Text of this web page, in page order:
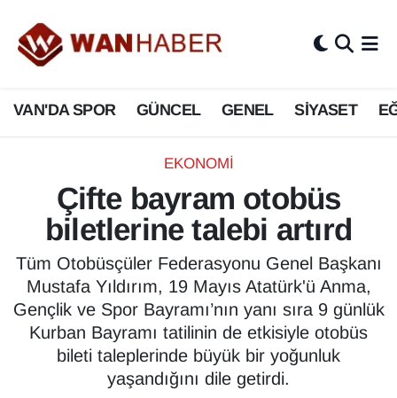
VAN'DA SPOR GÜNCEL GENEL SİYASET
EKONOMİ
Çifte bayram otobüs
biletlerine talebi artırd
Tüm Otobüsçüler Federasyonu Genel Başkanı
Mustafa Yıldırım, 19 Mayıs Atatürk'ü Anma,
Gençlik ve Spor Bayramı’nın yanı sıra 9 günlük
Kurban Bayramı tatilinin de etkisiyle otobüs
bileti taleplerinde büyük bir yoğunluk
yaşandığını dile getirdi.
3.SAYFA
ASAYİŞ
BİLİM VE TEKNOLOJİ
Biyografi
ÇEVRE
Deprem
Dernekler, Odalar
Van Nöbetçi Eczaneler
Van Hava Durumu
Van Namaz Vakitleri
Van Trafik Yoğunluk Haritası
Tüm Manşetler
Son Dakika Haberleri
Haber Arşivi